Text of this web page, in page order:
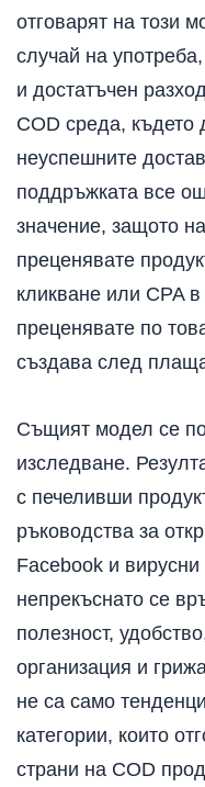
отговарят на този
случай на
и достатъчен
COD среда, където
неуспешните
поддръжката все
значение, защото
преценявате
кликване или CPA
преценявате по
създава след
Същият модел се
изследване.
с печеливши
ръководства за
Facebook и
непрекъснато се
полезност,
организация и
не са само
категории, които
страни на COD